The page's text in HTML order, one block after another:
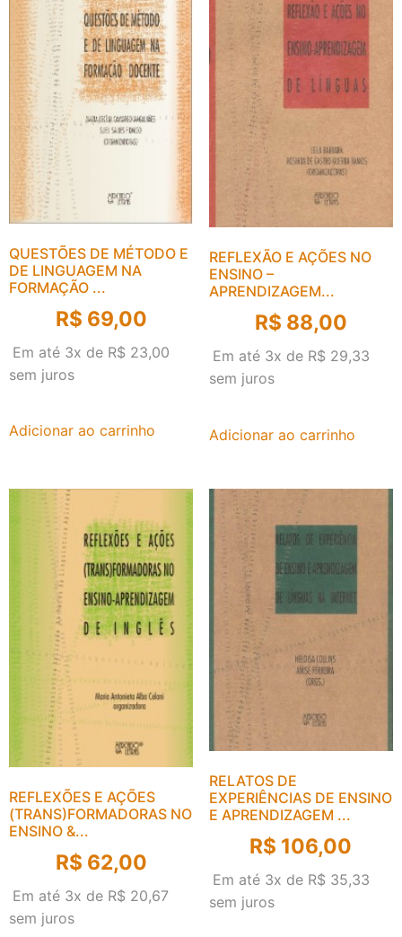
QUESTÕES DE MÉTODO E
DE LINGUAGEM NA
FORMAÇÃO ...
R$ 69,00
Em até 3x de R$ 23,00
sem juros
Adicionar ao carrinho
REFLEXÃO E AÇÕES NO
ENSINO –
APRENDIZAGEM...
R$ 88,00
Em até 3x de R$ 29,33
sem juros
Adicionar ao carrinho
REFLEXÕES E AÇÕES
(TRANS)FORMADORAS NO
ENSINO &...
R$ 62,00
Em até 3x de R$ 20,67
sem juros
RELATOS DE
EXPERIÊNCIAS DE ENSINO
E APRENDIZAGEM ...
R$ 106,00
Em até 3x de R$ 35,33
sem juros